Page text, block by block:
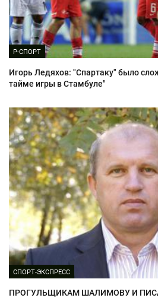
Р-СПОРТ
Игорь Ледяхов: "Спартаку" было
тайме игры в Стамбуле"
СПОРТ-ЭКСПРЕСС
ПРОГУЛЬЩИКАМ ШАЛИМОВУ И